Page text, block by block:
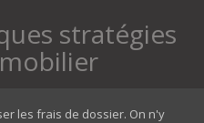
stratégies
les frais de dossier. On n'y